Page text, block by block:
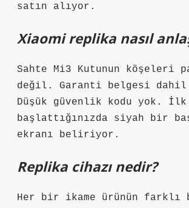
satın alıyor.
Xiaomi replika nasıl
Sahte Mi3 Kutunun köşeleri
değil. Garanti belgesi
Düşük güvenlik kodu yok. İlk
başlattığınızda siyah bir
ekranı beliriyor.
Replika cihazı nedir?
Her bir ikame ürünün farklı